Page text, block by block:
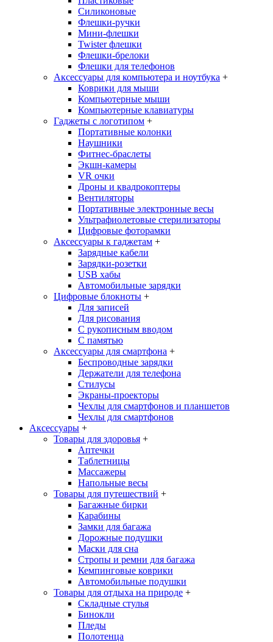
Силиконовые
Флешки-ручки
Мини-флешки
Twister флешки
Флешки-брелоки
Флешки для телефонов
Аксессуары для компьютера и ноутбука +
Коврики для мыши
Компьютерные мыши
Компьютерные клавиатуры
Гаджеты с логотипом +
Портативные колонки
Наушники
Фитнес-браслеты
Экшн-камеры
VR очки
Дроны и квадрокоптеры
Вентиляторы
Портативные электронные весы
Ультрафиолетовые стерилизаторы
Цифровые фоторамки
Аксессуары к гаджетам +
Зарядные кабели
Зарядки-розетки
USB хабы
Автомобильные зарядки
Цифровые блокноты +
Для записей
Для рисования
С рукописным вводом
С памятью
Аксессуары для смартфона +
Беспроводные зарядки
Держатели для телефона
Стилусы
Экраны-проекторы
Чехлы для смартфонов и планшетов
Чехлы для смартфонов
Аксессуары +
Товары для здоровья +
Аптечки
Таблетницы
Массажеры
Напольные весы
Товары для путешествий +
Багажные бирки
Карабины
Замки для багажа
Дорожные подушки
Маски для сна
Стропы и ремни для багажа
Кемпинговые коврики
Автомобильные подушки
Товары для отдыха на природе +
Складные стулья
Бинокли
Пледы
Полотенца